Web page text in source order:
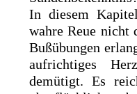
In diesem
wahre Reue nicht
Bußübungen
aufrichtiges
demütigt. Es